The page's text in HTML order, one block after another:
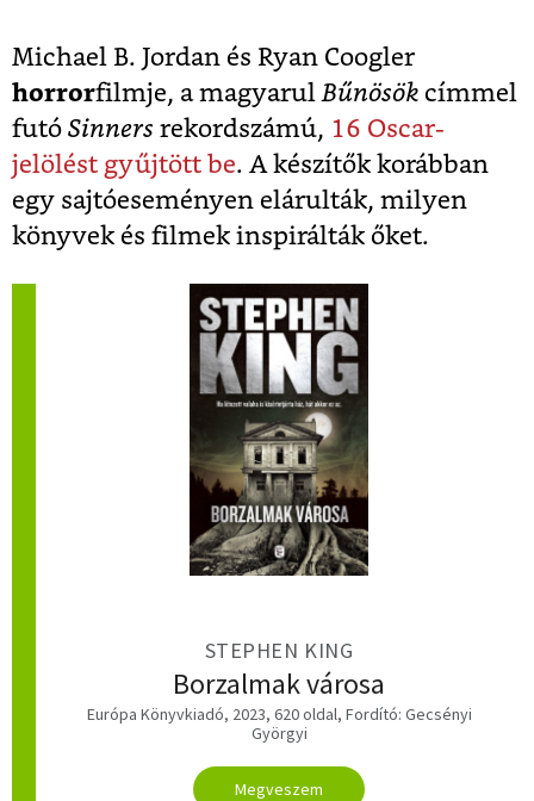
Michael B. Jordan és Ryan Coogler
horrorfilmje, a magyarul Bűnösök címmel
futó Sinners rekordszámú, 16 Oscar-
jelölést gyűjtött be. A készítők korábban
egy sajtóeseményen elárulták, milyen
könyvek és filmek inspirálták őket.
STEPHEN KING
Borzalmak városa
Európa Könyvkiadó, 2023, 620 oldal, Fordító: Gecsényi
Györgyi
Megveszem